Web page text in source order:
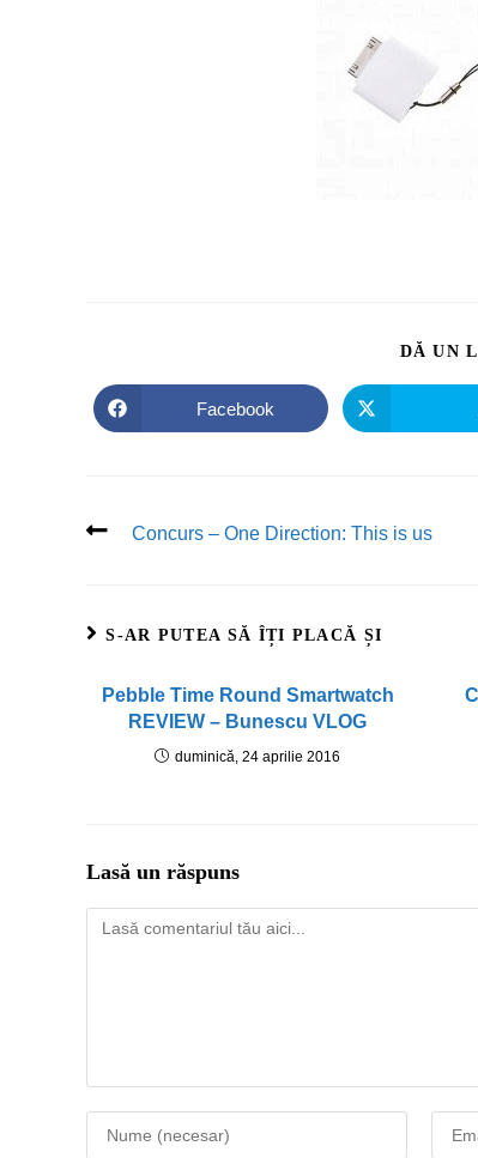
DĂ UN
Facebook
Concurs – One Direction: This is us
S-AR PUTEA SĂ ÎȚI PLACĂ ȘI
Pebble Time Round Smartwatch
REVIEW – Bunescu VLOG
duminică, 24 aprilie 2016
Lasă un răspuns